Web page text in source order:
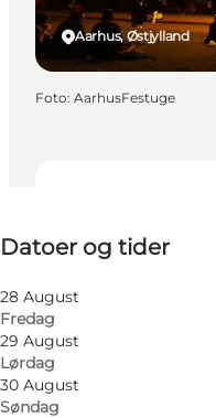
Datoer og tider
28 August
Fredag
29 August
Lørdag
30 August
Søndag
Besøg hjemmeside
Aarhus, Østjylland
Foto: AarhusFestuge